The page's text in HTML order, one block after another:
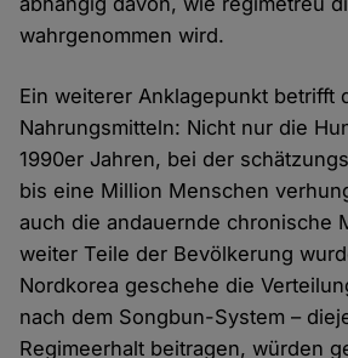
wahrgenommen wird.
Ein weiterer Anklagepunkt betrifft
Nahrungsmitteln: Nicht nur die
1990er Jahren, bei der
bis eine Million Menschen
auch die andauernde chronische
weiter Teile der Bevölkerung
Nordkorea geschehe die
nach dem Songbun-System –
Regimeerhalt beitragen, würden